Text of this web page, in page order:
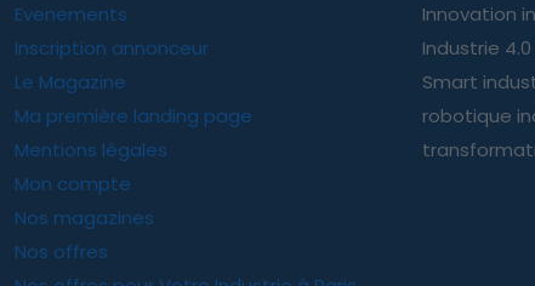
Evenements
Inscription annonceur
Le Magazine
Ma première landing page
Mentions légales
Mon compte
Nos magazines
Nos offres
Innovation
Industrie 4.0
Smart
robotique